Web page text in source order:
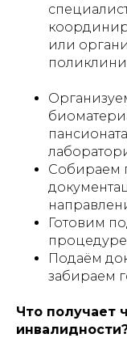
или
Собираем
Готовим
Подаём
забираем
Что получает